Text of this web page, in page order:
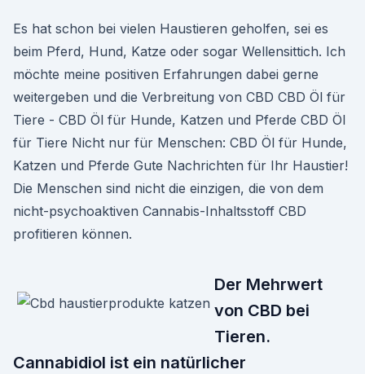
Es hat schon bei vielen Haustieren geholfen, sei es
beim Pferd, Hund, Katze oder sogar Wellensittich. Ich
möchte meine positiven Erfahrungen dabei gerne
weitergeben und die Verbreitung von CBD CBD Öl für
Tiere - CBD Öl für Hunde, Katzen und Pferde CBD Öl
für Tiere Nicht nur für Menschen: CBD Öl für Hunde,
Katzen und Pferde Gute Nachrichten für Ihr Haustier!
Die Menschen sind nicht die einzigen, die von dem
nicht-psychoaktiven Cannabis-Inhaltsstoff CBD
profitieren können.
Der Mehrwert
von CBD bei
Tieren.
Cannabidiol ist ein natürlicher